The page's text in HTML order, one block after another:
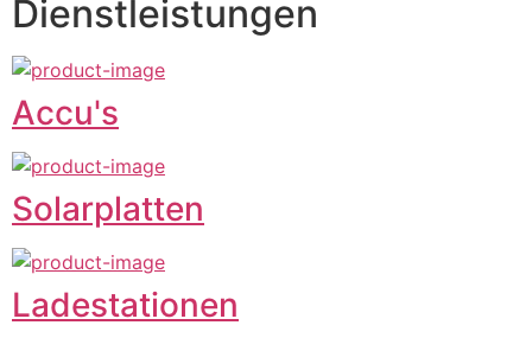
Dienstleistungen
Accu's
Solarplatten
Ladestationen